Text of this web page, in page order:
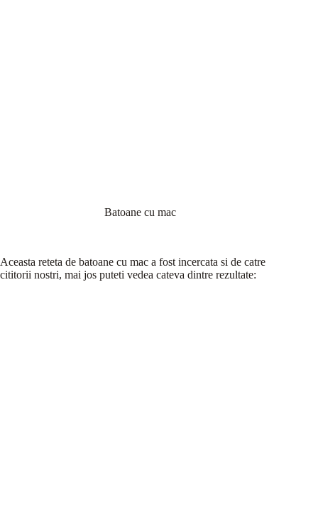
Batoane cu mac
Aceasta reteta de batoane cu mac a fost incercata si de catre
cititorii nostri, mai jos puteti vedea cateva dintre rezultate: